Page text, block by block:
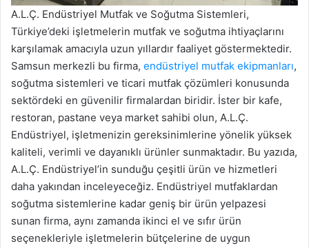
A.L.Ç. Endüstriyel Mutfak ve Soğutma Sistemleri,
Türkiye’deki işletmelerin mutfak ve soğutma ihtiyaçlarını
karşılamak amacıyla uzun yıllardır faaliyet göstermektedir.
Samsun merkezli bu firma, endüstriyel mutfak ekipmanları,
soğutma sistemleri ve ticari mutfak çözümleri konusunda
sektördeki en güvenilir firmalardan biridir. İster bir kafe,
restoran, pastane veya market sahibi olun, A.L.Ç.
Endüstriyel, işletmenizin gereksinimlerine yönelik yüksek
kaliteli, verimli ve dayanıklı ürünler sunmaktadır. Bu yazıda,
A.L.Ç. Endüstriyel’in sunduğu çeşitli ürün ve hizmetleri
daha yakından inceleyeceğiz. Endüstriyel mutfaklardan
soğutma sistemlerine kadar geniş bir ürün yelpazesi
sunan firma, aynı zamanda ikinci el ve sıfır ürün
seçenekleriyle işletmelerin bütçelerine de uygun